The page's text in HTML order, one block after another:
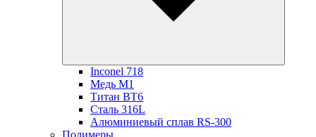
Inconel 718
Медь М1
Титан ВТ6
Сталь 316L
Алюминиевый сплав RS-300
Полимеры